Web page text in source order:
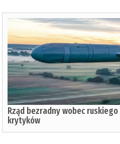
Rząd bezradny wobec
krytyków